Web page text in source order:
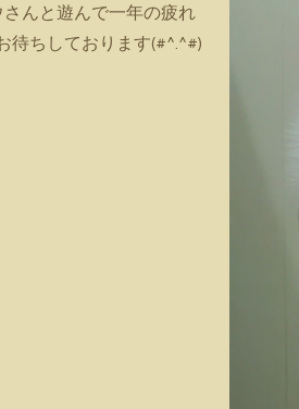
んと遊んで一年の疲れ
待ちしております(#^.^#)